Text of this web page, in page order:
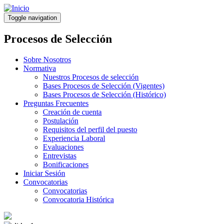
Pasar
al
contenido
principal
Toggle navigation
Procesos de Selección
Sobre Nosotros
Normativa
Nuestros Procesos de selección
Bases Procesos de Selección (Vigentes)
Bases Procesos de Selección (Histórico)
Preguntas Frecuentes
Creación de cuenta
Postulación
Requisitos del perfil del puesto
Experiencia Laboral
Evaluaciones
Entrevistas
Bonificaciones
Iniciar Sesión
Convocatorias
Convocatorias
Convocatoria Histórica